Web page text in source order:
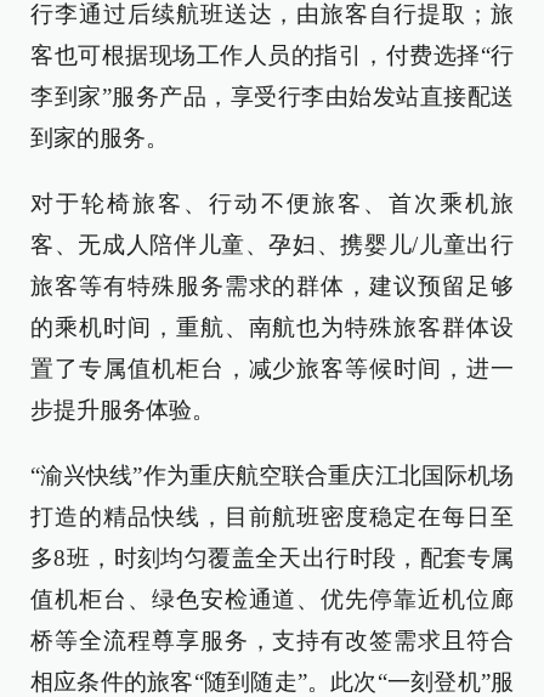
行李通过后续航班送达，由旅客自行提取；旅
客也可根据现场工作人员的指引，付费选择“行
李到家”服务产品，享受行李由始发站直接配送
到家的服务。
对于轮椅旅客、行动不便旅客、首次乘机旅
客、无成人陪伴儿童、孕妇、携婴儿/儿童出行
旅客等有特殊服务需求的群体，建议预留足够
的乘机时间，重航、南航也为特殊旅客群体设
置了专属值机柜台，减少旅客等候时间，进一
步提升服务体验。
“渝兴快线”作为重庆航空联合重庆江北国际机场
打造的精品快线，目前航班密度稳定在每日至
多8班，时刻均匀覆盖全天出行时段，配套专属
值机柜台、绿色安检通道、优先停靠近机位廊
桥等全流程尊享服务，支持有改签需求且符合
相应条件的旅客“随到随走”。此次“一刻登机”服